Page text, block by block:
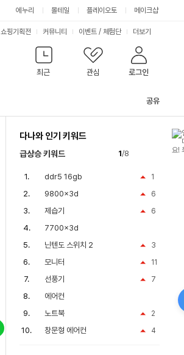
에누리 몰테일 플레이오토 메이크샵
최근 관심 로그인
쇼핑기획전 커뮤니티 이벤트 / 체험단 더보기
공유
다나와 인기 키워드
급상승 키워드 1/8
1
ddr5 16gb
6
9800x3d
6
제습기
7700x3d
3
닌텐도 스위치 2
11
모니터
7
선풍기
에어컨
2
노트북
4
창문형 에어컨